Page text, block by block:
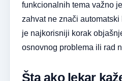
funkcionalnih tema važno
zahvat ne znači
je najkorisniji korak
osnovnog problema ili rad
Šta ako lekar